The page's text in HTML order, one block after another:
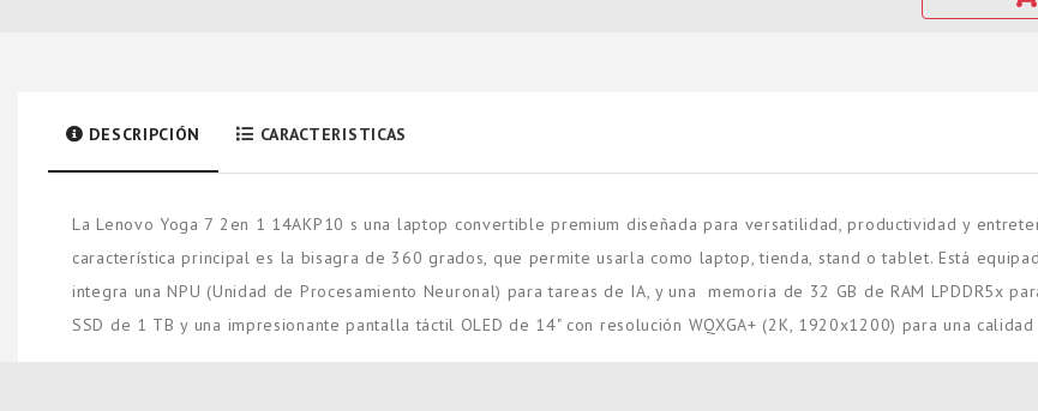
DESCRIPCIÓN CARACTERISTICAS
La Lenovo Yoga 7 2en 1 14AKP10 s una laptop convertible premium diseñada para versatilidad, productividad y
característica principal es la bisagra de 360 grados, que permite usarla como laptop, tienda, stand o tablet. Está
integra una NPU (Unidad de Procesamiento Neuronal) para tareas de IA, y una memoria de 32 GB de RAM LPDDR5x
SSD de 1 TB y una impresionante pantalla táctil OLED de 14" con resolución WQXGA+ (2K, 1920x1200) para una